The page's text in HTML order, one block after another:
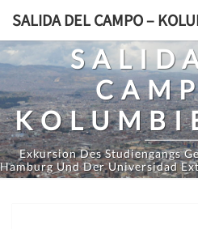
Saltar
contenido
SALIDA DEL CAMPO –
Exkursion Des Studiengangs
Hamburg Und Der Universidad